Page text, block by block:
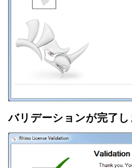
バリデーションが完了し